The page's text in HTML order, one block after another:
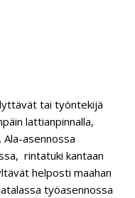
tai työntekijä
lattianpinnalla,
asennossa
rintatuki kantaan
helposti maahan
työasennossa